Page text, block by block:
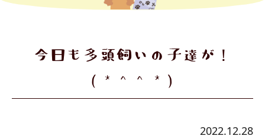
今日も多頭飼いの子達が！
(*^^*)
2022.12.28